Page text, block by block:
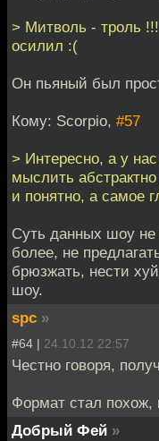
> Митволь - троль
осилил :(
Он пьяный был
Кому: Scorpio, #57
> Интересно, а у
мыслить
и понятно, а самое
Суть данных шоу
более, не
брюзжать, нести
шоу.
spc »
#64 | 24.10.12 22:57
Честно говоря,
Формат стал похож,
Добрый Фей »